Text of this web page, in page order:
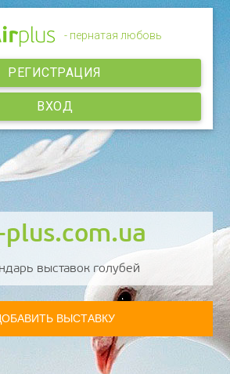
- пернатая любовь
ВХОД
РЕГИСТРАЦИЯ
выставок голубей
ВЫСТАВКУ